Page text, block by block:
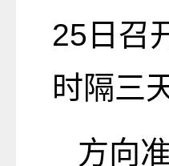
25日召
时隔三
方向